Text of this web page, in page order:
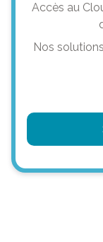
Accès au
Nos